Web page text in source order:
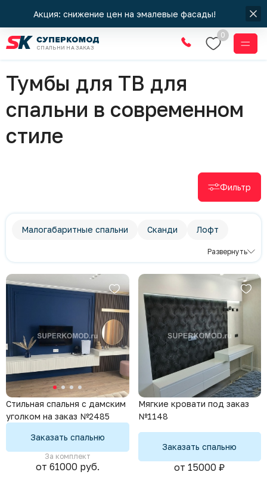
Акция: снижение цен на эмалевые фасады!
СПАЛЬНИ НА ЗАКАЗ
0
Спальни
Тумбы для ТВ для
спальни в современном
стиле
Фильтр
Малогабаритные спальни Сканди
Лофт
Развернуть
Стильная спальня с дамским
уголком на заказ №2485
Заказать спальню
За комплект
от 61000 руб.
Мягкие кровати под заказ
№1148
Заказать спальню
от 15000 ₽